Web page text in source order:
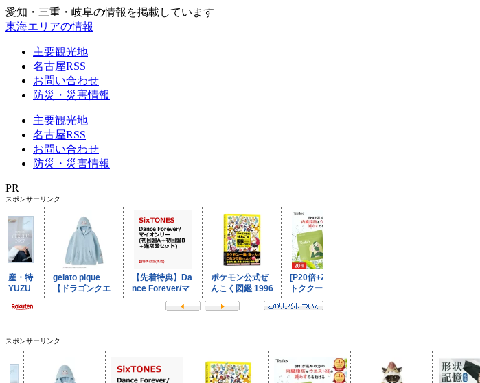
愛知・三重・岐阜の情報を掲載しています
東海エリアの情報
主要観光地
名古屋RSS
お問い合わせ
防災・災害情報
主要観光地
名古屋RSS
お問い合わせ
防災・災害情報
PR
スポンサーリンク
スポンサーリンク